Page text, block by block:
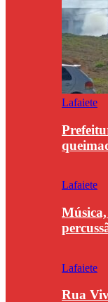
Lafaiete
Lafaiete
Lafaiete
Rua